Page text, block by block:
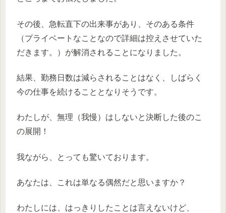
その後、急転直下の出来事があり、そのある条件
（プライベートなことなので詳細は控えさせていた
だきます。）が解消されることになりました。
結果、勤務日数は減らされることはなく、しばらく
今の仕事を続けることとなりそうです。
わたしが、無理（我慢）はしないと決断した後のこ
の展開！
我ながら、とっても驚いております。
あなたは、これは単なる偶然だと思いますか？
わたしには、はっきりしたことは言えないけど、